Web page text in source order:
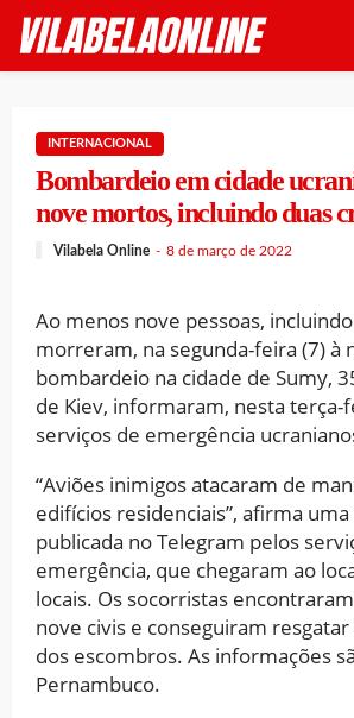
INTERNACIONAL
Bombardeio em cidade
nove mortos, incluindo duas
Vilabela Online 8 de março de 2022
Ao menos nove pessoas,
morreram, na segunda-feira (7) à
bombardeio na cidade de Sumy,
de Kiev, informaram, nesta terça-
serviços de emergência
“Aviões inimigos atacaram de
edifícios residenciais”, afirma
publicada no Telegram pelos
emergência, que chegaram ao
locais. Os socorristas
nove civis e conseguiram
dos escombros. As informações
Pernambuco.